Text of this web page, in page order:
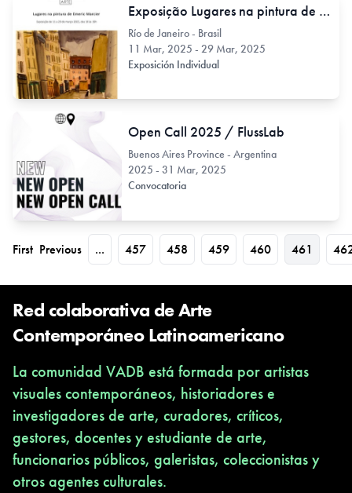
Exposição Lugares na pintura de Emeric Marcier
Río de Janeiro - Brasil
11 Mar, 2025 - 29 Mar, 2025
Exposición Individual
Open Call 2025 / FlussLab
Buenos Aires Province - Argentina
2025 - 31 Mar, 2025
Convocatoria
First Previous ... 457 458 459 460 461
Red colaborativa de Arte
Contemporáneo Latinoamericano
La comunidad VADB está formada por artistas
visuales contemporáneos, historiadores e
investigadores de arte, curadores, críticos,
gestores, docentes y estudiante de arte,
funcionarios públicos, galeristas, coleccionistas y
otros agentes culturales.